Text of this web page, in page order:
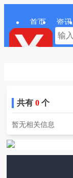
首页 资讯
共有 0 个
暂无相关信息